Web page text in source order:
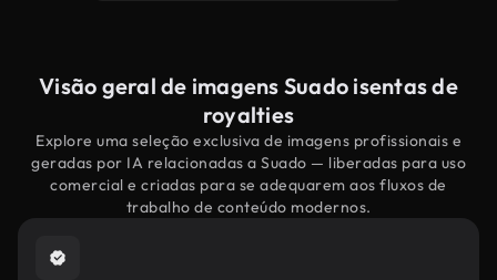
Visão geral de imagens Suado isentas de
royalties
Explore uma seleção exclusiva de imagens profissionais e
geradas por IA relacionadas a Suado — liberadas para uso
comercial e criadas para se adequarem aos fluxos de
trabalho de conteúdo modernos.